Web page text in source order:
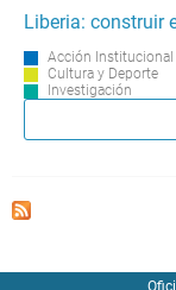
Liberia: construir
Acción Institucional
Cultura y Deporte
Investigación